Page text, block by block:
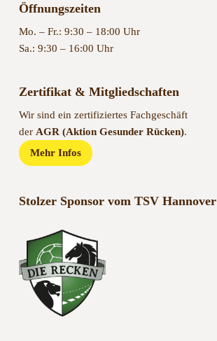
Öffnungszeiten
Mo. – Fr.: 9:30 – 18:00 Uhr
Sa.: 9:30 – 16:00 Uhr
Zertifikat & Mitgliedschaften
Wir sind ein zertifiziertes Fachgeschäft
der AGR (Aktion Gesunder Rücken).
Mehr Infos
Stolzer Sponsor vom TSV Hannover